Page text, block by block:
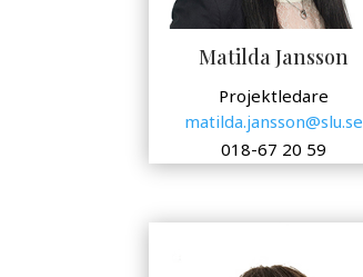
Matilda Jansson
Projektledare
matilda.jansson@slu.se
018-67 20 59